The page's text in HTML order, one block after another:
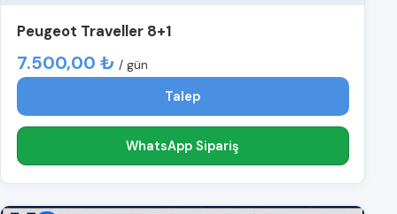
Peugeot Traveller 8+1
7.500,00 ₺ / gün
Talep
WhatsApp Sipariş